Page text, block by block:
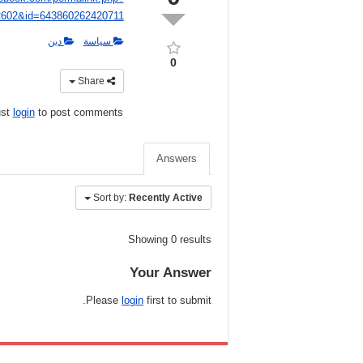
0
سياسة دين
loginto post comments
Answers
Sort by: Recently Active
Showing 0 results
Your Answer
Please login first to submit.